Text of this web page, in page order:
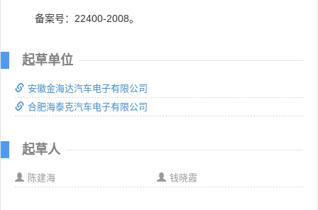
备案号：22400-2008。
起草单位
安徽金海达汽车电子有限公司
合肥海泰克汽车电子有限公司
起草人
陈建海 钱晓霞